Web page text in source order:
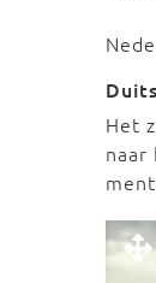
Het
naar